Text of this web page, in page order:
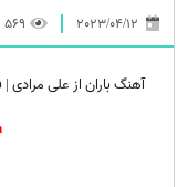
569
آهنگ باران از علی